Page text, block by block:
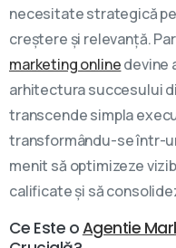
necesitate strategică
creștere și relevanță.
marketing onlinedevine
arhitectura succesului
transcende simpla
transformându-se într-
menit să optimizeze
calificate și să
Ce Este oAgentie